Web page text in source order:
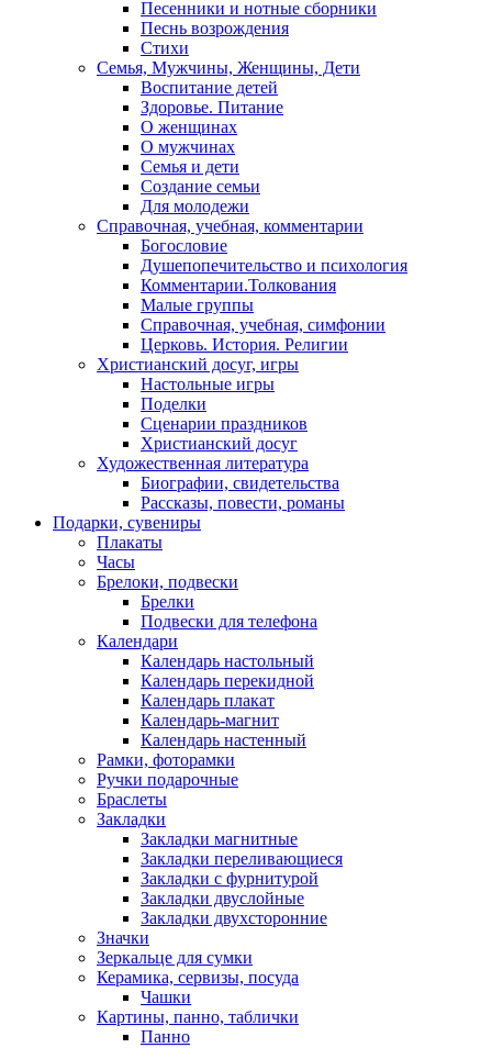
Песенники и нотные сборники
Песнь возрождения
Стихи
Семья, Мужчины, Женщины, Дети
Воспитание детей
Здоровье. Питание
О женщинах
О мужчинах
Семья и дети
Создание семьи
Для молодежи
Справочная, учебная, комментарии
Богословие
Душепопечительство и психология
Комментарии.Толкования
Малые группы
Справочная, учебная, симфонии
Церковь. История. Религии
Христианский досуг, игры
Настольные игры
Поделки
Сценарии праздников
Христианский досуг
Художественная литература
Биографии, свидетельства
Рассказы, повести, романы
Подарки, сувениры
Плакаты
Часы
Брелоки, подвески
Брелки
Подвески для телефона
Календари
Календарь настольный
Календарь перекидной
Календарь плакат
Календарь-магнит
Календарь настенный
Рамки, фоторамки
Ручки подарочные
Браслеты
Закладки
Закладки магнитные
Закладки переливающиеся
Закладки с фурнитурой
Закладки двуслойные
Закладки двухсторонние
Значки
Зеркальце для сумки
Керамика, сервизы, посуда
Чашки
Картины, панно, таблички
Панно